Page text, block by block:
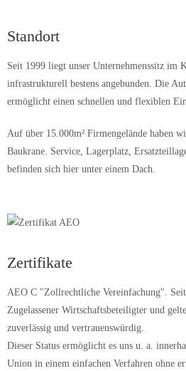
Standort
Seit 1999 liegt unser Unternehmenssitz im
infrastrukturell bestens angebunden. Die
ermöglicht einen schnellen und flexiblen
Auf über 15.000m² Firmengelände haben
Baukrane. Service, Lagerplatz,
befinden sich hier unter einem Dach.
Zertifikate
AEO C "Zollrechtliche Vereinfachung".
Zugelassener Wirtschaftsbeteiligter und
zuverlässig und vertrauenswürdig.
Dieser Status ermöglicht es uns u. a.
Union in einem einfachen Verfahren ohne